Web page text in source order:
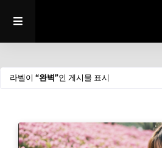
라벨이 완벽 인 게시물 표시